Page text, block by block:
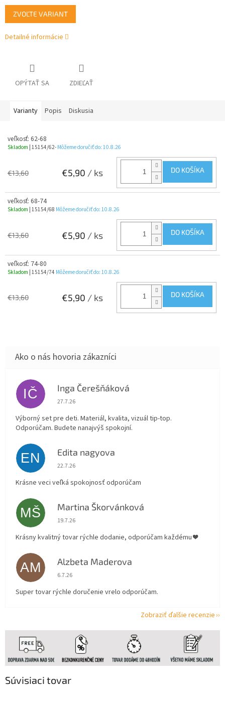
Jednotková
cena:
ZVOĽTE VARIANT
Detailné informácie
OPÝTAŤ SA ZDIEĽAŤ
Súvisiaci tovar
Varianty Popis Diskusia
veľkosť: 62-68
Skladom | 15154/62- Môžeme doručiť do: 10.8.26
€13,60 €5,90 / ks DO KOŠÍKA
veľkosť: 68-74
Skladom | 15154/68 Môžeme doručiť do: 10.8.26
€13,60 €5,90 / ks DO KOŠÍKA
veľkosť: 74-80
Skladom | 15154/74 Môžeme doručiť do: 10.8.26
€13,60 €5,90 / ks DO KOŠÍKA
IČ Inga Čerešňáková
Hodnotenie obchodu je 5 z 5 hviezdičiek.
27.7.26
Výborný set pre deti. Materiál, kvalita, vizuál tip-top.
Odporúčam. Budete nanajvýš spokojní.
EN Edita nagyova
Hodnotenie obchodu je 5 z 5 hviezdičiek.
22.7.26
Krásne veci veľká spokojnosť odporúčam
MŠ Martina Škorvánková
Hodnotenie obchodu je 5 z 5 hviezdičiek.
19.7.26
Krásny kvalitný tovar rýchle dodanie, odporúčam každému ❤️
AM Alzbeta Maderova
Hodnotenie obchodu je 5 z 5 hviezdičiek.
6.7.26
Super tovar rýchle doručenie vrelo odporúčam.
Zobraziť ďalšie recenzie